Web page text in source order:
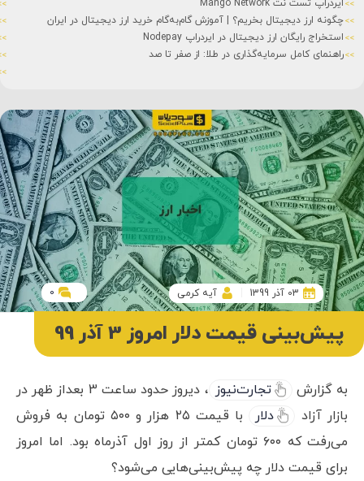
ایردراپ تست نت Mango Network
چگونه ارز دیجیتال بخریم؟ | آموزش گام‌به‌گام خرید ارز دیجیتال در ایران
استخراج رایگان ارز دیجیتال در ایردراپ Nodepay
راهنمای کامل سرمایه‌گذاری در طلا: از صفر تا صد
پیش‌بینی قیمت دلار امروز 3 آذر 99
03 آذر 1399 آیه کرمی 0
به گزارش تجارت‌نیوز
، دیروز حدود ساعت 3 بعداز ظهر در
بازار آزاد
دلار
با قیمت ۲۵ هزار و ۵۰۰ تومان به فروش
می‌رفت که ۶۰۰ تومان کمتر از روز اول آذرماه بود. اما امروز
برای قیمت دلار چه پیش‌بینی‌هایی می‌شود؟